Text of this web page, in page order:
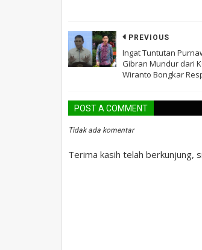
PREVIOUS
Ingat Tuntutan
Gibran Mundur dari
Wiranto Bongkar
POST A COMMENT
Tidak ada komentar
Terima kasih telah berkunjung,